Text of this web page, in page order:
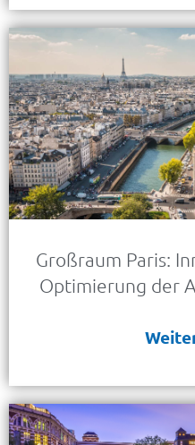
Großraum Paris:
Optimierung der